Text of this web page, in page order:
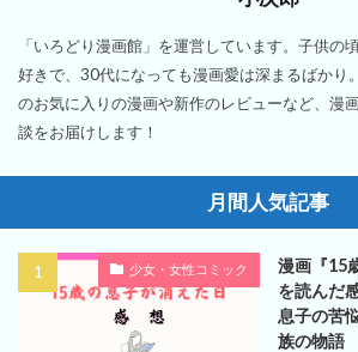
「いろどり漫画館」を運営しています。子供の
好きで、30代になっても漫画愛は深まるばかり
のお気に入りの漫画や新作のレビューなど、漫
談をお届けします！
月間人気記事
少女・女性コミック
漫画『15
を読んだ
息子の苦
族の物語